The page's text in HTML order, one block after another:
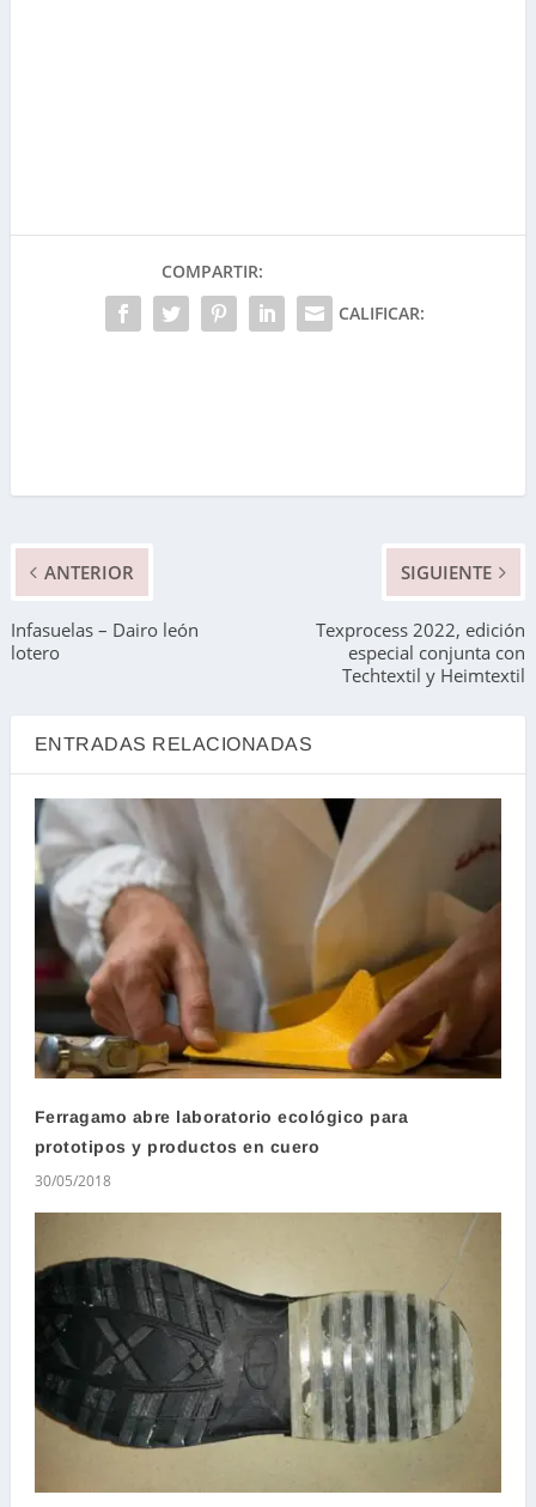
COMPARTIR:
CALIFICAR:
ANTERIOR
Infasuelas – Dairo león
lotero
SIGUIENTE
Texprocess 2022, edición
especial conjunta con
Techtextil y Heimtextil
ENTRADAS RELACIONADAS
Ferragamo abre laboratorio ecológico para
prototipos y productos en cuero
30/05/2018